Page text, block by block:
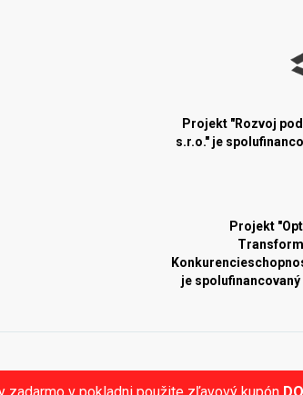
Projekt "Rozvoj
s.r.o." je
Projekt
je